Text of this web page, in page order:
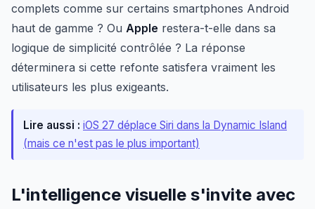
complets comme sur certains smartphones Android
haut de gamme ? Ou Apple restera-t-elle dans sa
logique de simplicité contrôlée ? La réponse
déterminera si cette refonte satisfera vraiment les
utilisateurs les plus exigeants.
Lire aussi : iOS 27 déplace Siri dans la Dynamic Island
(mais ce n'est pas le plus important)
L'intelligence visuelle s'invite avec